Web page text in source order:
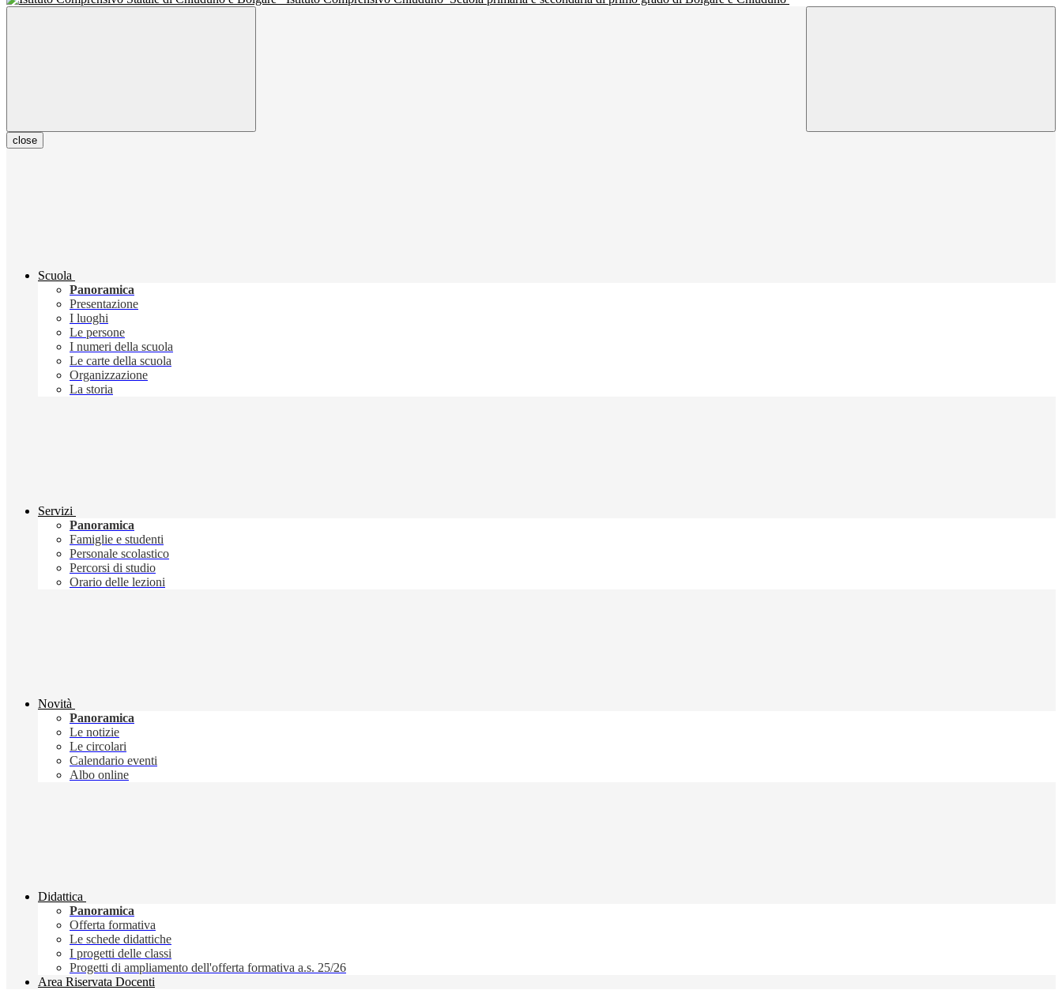
close
Scuola
Panoramica
Presentazione
I luoghi
Le persone
I numeri della scuola
Le carte della scuola
Organizzazione
La storia
Servizi
Panoramica
Famiglie e studenti
Personale scolastico
Percorsi di studio
Orario delle lezioni
Novità
Panoramica
Le notizie
Le circolari
Calendario eventi
Albo online
Didattica
Panoramica
Offerta formativa
Le schede didattiche
I progetti delle classi
Progetti di ampliamento dell'offerta formativa a.s. 25/26
Area Riservata Docenti